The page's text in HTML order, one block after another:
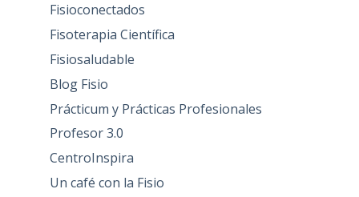
Fisioconectados
Fisoterapia Científica
Fisiosaludable
Blog Fisio
Prácticum y Prácticas Profesionales
Profesor 3.0
CentroInspira
Un café con la Fisio